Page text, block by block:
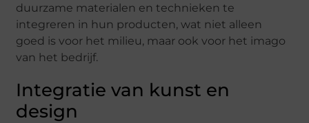
duurzame materialen en technieken te
integreren in hun producten, wat niet alleen
goed is voor het milieu, maar ook voor het imago
van het bedrijf.
Integratie van kunst en
design